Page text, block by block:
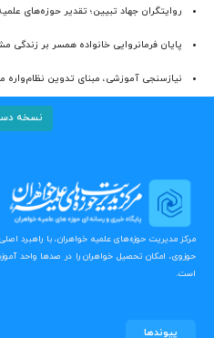
روایتگران جهاد تبیین؛ تقدیر حوزه‌های
پایان فرمانروایی خانواده همسر بر زندگی
نیازسنجی آموزشی، مبنای تدوین نظام‌واره
نسخه
مرکز مدیریت حوزه‌های علمیه خواهران، با راهبرد
حوزوی، امکان تحصیل خواهران را در صدها واحد
است.
پیوندها